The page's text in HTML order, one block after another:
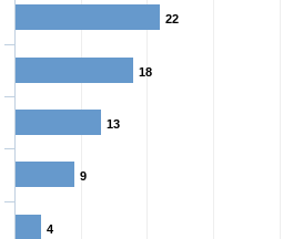
22
18
13
9
4